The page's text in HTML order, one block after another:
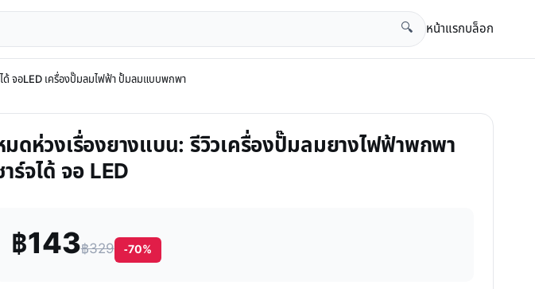
🔍 หน้าแรกบล็อก
ด้ จอLED เครื่องปั๊มลมไฟฟ้า ปั้มลมแบบพกพา
มดห่วงเรื่องยางแบน: รีวิวเครื่องปั๊มลมยางไฟฟ้าพกพา
ร์จได้ จอ LED
฿143฿329 -70%